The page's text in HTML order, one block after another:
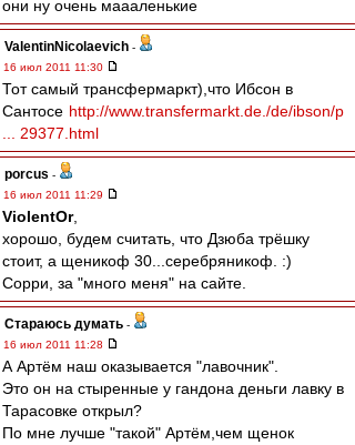
они ну очень маааленькие
ValentinNicolaevich -
16 июл 2011 11:30
Тот самый трансфермаркт),что Ибсон в
Сантосе http://www.transfermarkt.de./de/ibson/p
... 29377.html
porcus -
16 июл 2011 11:29
ViolentOr,
хорошо, будем считать, что Дзюба трёшку
стоит, а щеникоф 30...серебряникоф. :)
Сорри, за "много меня" на сайте.
Стараюсь думать -
16 июл 2011 11:28
А Артём наш оказывается "лавочник".
Это он на стыренные у гандона деньги лавку в
Тарасовке открыл?
По мне лучше "такой" Артём,чем щенок